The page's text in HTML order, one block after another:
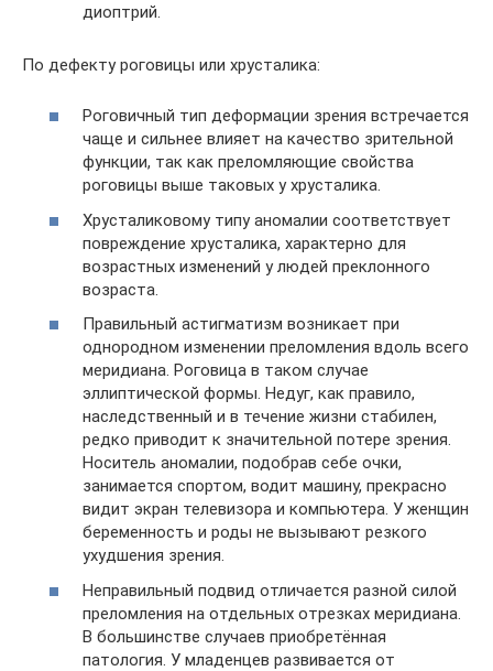
диоптрий.
По дефекту роговицы или хрусталика:
Роговичный тип деформации зрения встречается
чаще и сильнее влияет на качество зрительной
функции, так как преломляющие свойства
роговицы выше таковых у хрусталика.
Хрусталиковому типу аномалии соответствует
повреждение хрусталика, характерно для
возрастных изменений у людей преклонного
возраста.
Правильный астигматизм возникает при
однородном изменении преломления вдоль всего
меридиана. Роговица в таком случае
эллиптической формы. Недуг, как правило,
наследственный и в течение жизни стабилен,
редко приводит к значительной потере зрения.
Носитель аномалии, подобрав себе очки,
занимается спортом, водит машину, прекрасно
видит экран телевизора и компьютера. У женщин
беременность и роды не вызывают резкого
ухудшения зрения.
Неправильный подвид отличается разной силой
преломления на отдельных отрезках меридиана.
В большинстве случаев приобретённая
патология. У младенцев развивается от